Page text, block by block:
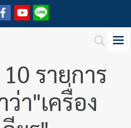
รายการ
า"เครื่อง